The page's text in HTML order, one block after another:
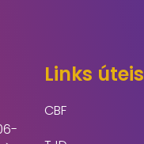
Links úteis
CBF